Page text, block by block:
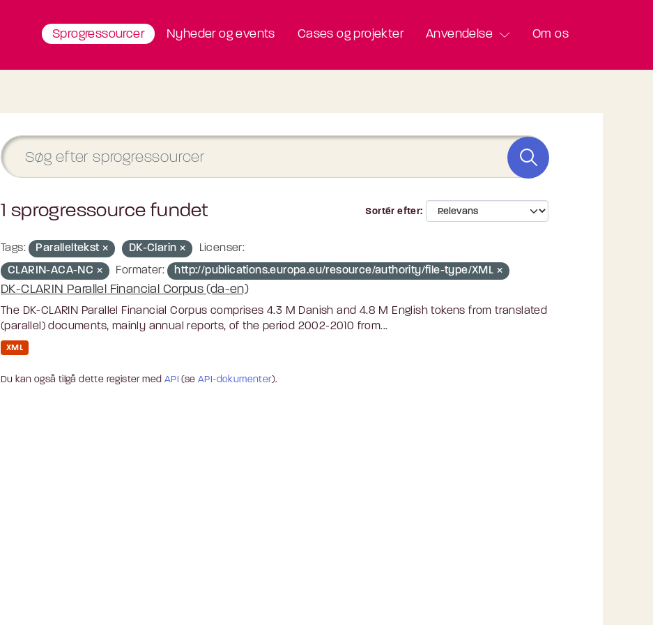
Sprogressourcer Nyheder og events Cases og projekter Anvendelse Om os
Sortér efter
1 sprogressource fundet
Tags: Paralleltekst DK-Clarin
Licenser:
CLARIN-ACA-NC
Formater: http://publications.europa.eu/resource/authority/file-type/XML
DK-CLARIN Parallel Financial Corpus (da-en)
The DK-CLARIN Parallel Financial Corpus comprises 4.3 M Danish and 4.8 M English tokens from translated
(parallel) documents, mainly annual reports, of the period 2002-2010 from...
XML
Du kan også tilgå dette register med API (seAPI-dokumenter).